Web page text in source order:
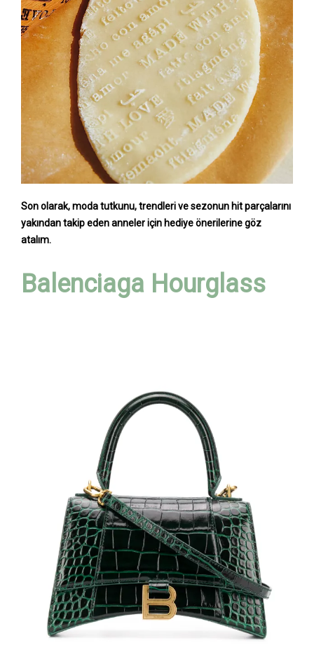
Son olarak, moda tutkunu, trendleri ve sezonun hit parçalarını
yakından takip eden anneler için hediye önerilerine göz
atalım.
Balenciaga Hourglass